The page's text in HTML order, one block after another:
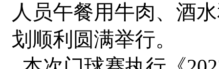
人员午餐用牛肉、酒
划顺利圆满举行。